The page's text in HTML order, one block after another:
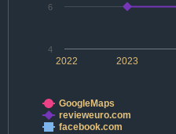
2022 2023
4
6
GoogleMaps
revieweuro.com
facebook.com